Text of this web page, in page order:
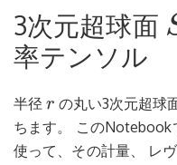
3次元超球面
率テンソル
半径r
r の丸い3次元超球
ちます。 このNotebook
使って、その計量、 レ